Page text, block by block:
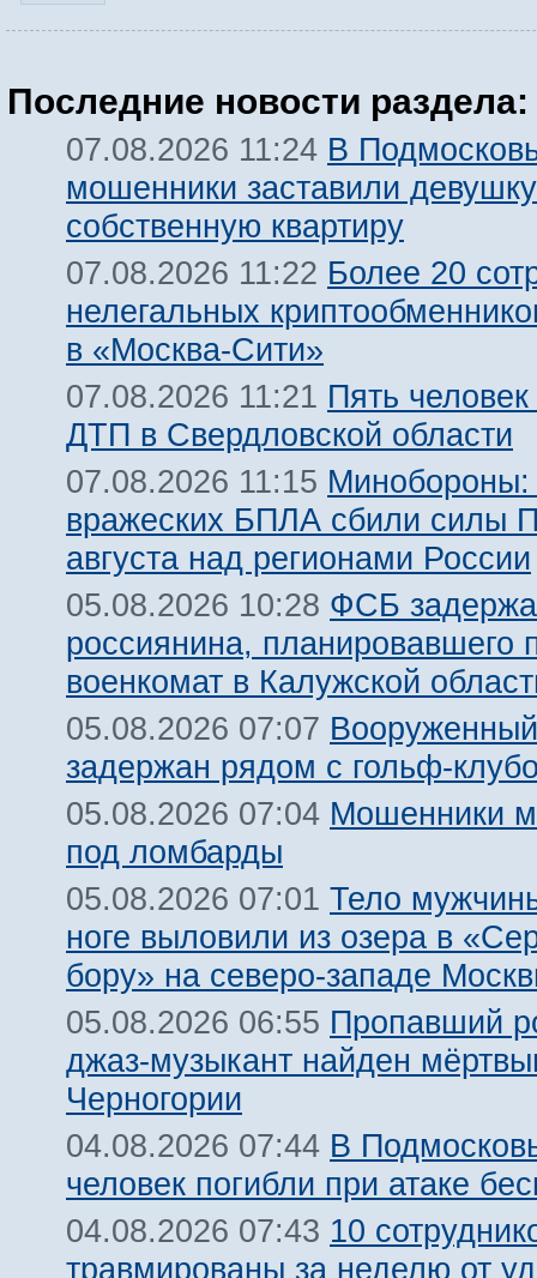
Последние новости раздела:
07.08.2026 11:24 В
мошенники заставили
собственную квартиру
07.08.2026 11:22 Более 20
нелегальных
в «Москва-Сити»
07.08.2026 11:21 Пять
ДТП в Свердловской области
07.08.2026 11:15 Минобороны:
вражеских БПЛА сбили силы
августа над регионами России
05.08.2026 10:28 ФСБ
россиянина, планировавшего
военкомат в Калужской
05.08.2026 07:07
задержан рядом с гольф-
05.08.2026 07:04 Мошенники
под ломбарды
05.08.2026 07:01 Тело
ноге выловили из озера в
бору» на северо-западе
05.08.2026 06:55 Пропавший
джаз-музыкант найден
Черногории
04.08.2026 07:44 В
человек погибли при атаке
04.08.2026 07:43 10
травмированы за неделю от